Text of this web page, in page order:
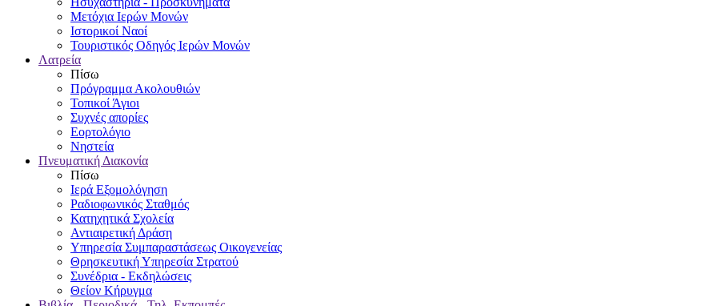
Μετόχια Ιερών Μονών
Ιστορικοί Ναοί
Τουριστικός Οδηγός Ιερών Μονών
Λατρεία
Πίσω
Πρόγραμμα Ακολουθιών
Τοπικοί Άγιοι
Συχνές απορίες
Εορτολόγιο
Νηστεία
Πνευματική Διακονία
Πίσω
Ιερά Εξομολόγηση
Ραδιοφωνικός Σταθμός
Κατηχητικά Σχολεία
Αντιαιρετική Δράση
Υπηρεσία Συμπαραστάσεως Οικογενείας
Θρησκευτική Υπηρεσία Στρατού
Συνέδρια - Εκδηλώσεις
Θείον Κήρυγμα